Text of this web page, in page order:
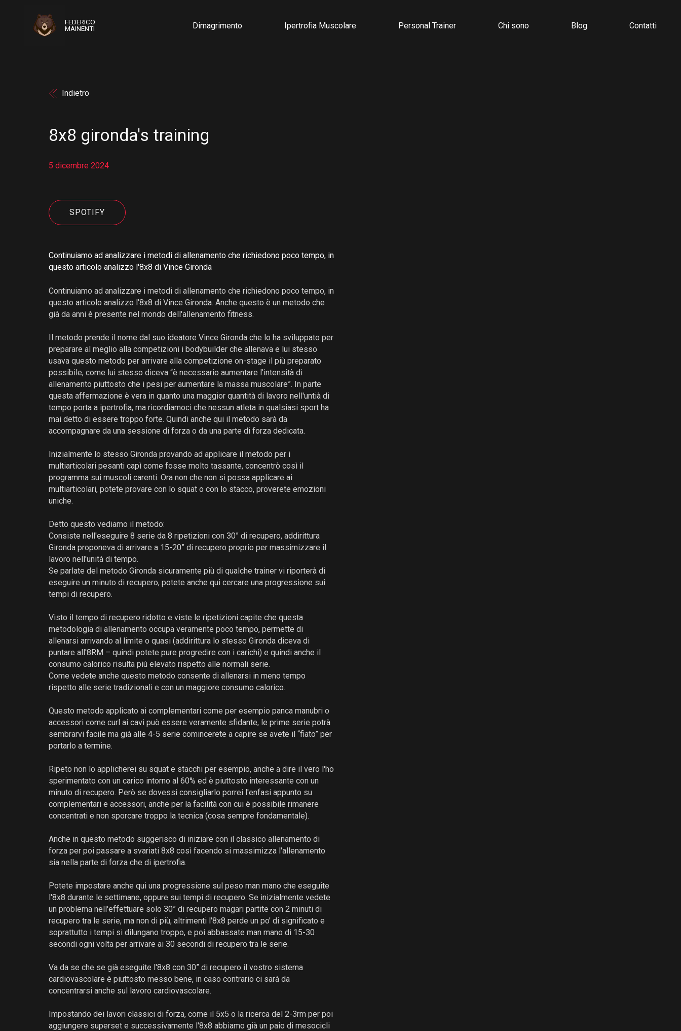
FEDERICO
MAINENTI
Dimagrimento Ipertrofia Muscolare Personal Trainer Chi sono Blog Contatti
Indietro
8x8 gironda's training
5 dicembre 2024
SPOTIFY
Continuiamo ad analizzare i metodi di allenamento che richiedono poco tempo, in
questo articolo analizzo l'8x8 di Vince Gironda
Continuiamo ad analizzare i metodi di allenamento che richiedono poco tempo, in
questo articolo analizzo l'8x8 di Vince Gironda. Anche questo è un metodo che
già da anni è presente nel mondo dell'allenamento fitness.
Il metodo prende il nome dal suo ideatore Vince Gironda che lo ha sviluppato per
preparare al meglio alla competizioni i bodybuilder che allenava e lui stesso
usava questo metodo per arrivare alla competizione on-stage il più preparato
possibile, come lui stesso diceva “è necessario aumentare l'intensità di
allenamento piuttosto che i pesi per aumentare la massa muscolare”. In parte
questa affermazione è vera in quanto una maggior quantità di lavoro nell'untià di
tempo porta a ipertrofia, ma ricordiamoci che nessun atleta in qualsiasi sport ha
mai detto di essere troppo forte. Quindi anche qui il metodo sarà da
accompagnare da una sessione di forza o da una parte di forza dedicata.
Inizialmente lo stesso Gironda provando ad applicare il metodo per i
multiarticolari pesanti capì come fosse molto tassante, concentrò così il
programma sui muscoli carenti. Ora non che non si possa applicare ai
multiarticolari, potete provare con lo squat o con lo stacco, proverete emozioni
uniche.
Detto questo vediamo il metodo:
Consiste nell'eseguire 8 serie da 8 ripetizioni con 30” di recupero, addirittura
Gironda proponeva di arrivare a 15-20” di recupero proprio per massimizzare il
lavoro nell'unità di tempo.
Se parlate del metodo Gironda sicuramente più di qualche trainer vi riporterà di
eseguire un minuto di recupero, potete anche qui cercare una progressione sui
tempi di recupero.
Visto il tempo di recupero ridotto e viste le ripetizioni capite che questa
metodologia di allenamento occupa veramente poco tempo, permette di
allenarsi arrivando al limite o quasi (addirittura lo stesso Gironda diceva di
puntare all'8RM – quindi potete pure progredire con i carichi) e quindi anche il
consumo calorico risulta più elevato rispetto alle normali serie.
Come vedete anche questo metodo consente di allenarsi in meno tempo
rispetto alle serie tradizionali e con un maggiore consumo calorico.
Questo metodo applicato ai complementari come per esempio panca manubri o
accessori come curl ai cavi può essere veramente sfidante, le prime serie potrà
sembrarvi facile ma già alle 4-5 serie comincerete a capire se avete il “fiato” per
portarlo a termine.
Ripeto non lo applicherei su squat e stacchi per esempio, anche a dire il vero l'ho
sperimentato con un carico intorno al 60% ed è piuttosto interessante con un
minuto di recupero. Però se dovessi consigliarlo porrei l'enfasi appunto su
complementari e accessori, anche per la facilità con cui è possibile rimanere
concentrati e non sporcare troppo la tecnica (cosa sempre fondamentale).
Anche in questo metodo suggerisco di iniziare con il classico allenamento di
forza per poi passare a svariati 8x8 così facendo si massimizza l'allenamento
sia nella parte di forza che di ipertrofia.
Potete impostare anche qui una progressione sul peso man mano che eseguite
l'8x8 durante le settimane, oppure sui tempi di recupero. Se inizialmente vedete
un problema nell'effettuare solo 30” di recupero magari partite con 2 minuti di
recupero tra le serie, ma non di più, altrimenti l'8x8 perde un po' di significato e
soprattutto i tempi si dilungano troppo, e poi abbassate man mano di 15-30
secondi ogni volta per arrivare ai 30 secondi di recupero tra le serie.
Va da se che se già eseguite l'8x8 con 30” di recupero il vostro sistema
cardiovascolare è piuttosto messo bene, in caso contrario ci sarà da
concentrarsi anche sul lavoro cardiovascolare.
Impostando dei lavori classici di forza, come il 5x5 o la ricerca del 2-3rm per poi
aggiungere superset e successivamente l'8x8 abbiamo già un paio di mesocicli